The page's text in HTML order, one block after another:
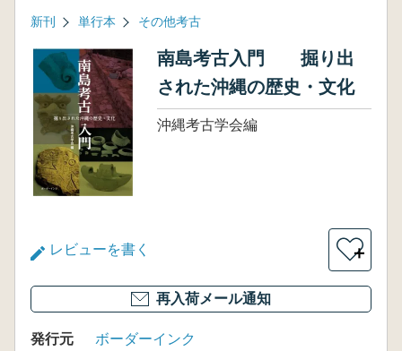
新刊 単行本 その他考古
南島考古入門 掘り出
された沖縄の歴史・文化
沖縄考古学会編
レビューを書く ＋
再入荷メール通知
発行元
ボーダーインク